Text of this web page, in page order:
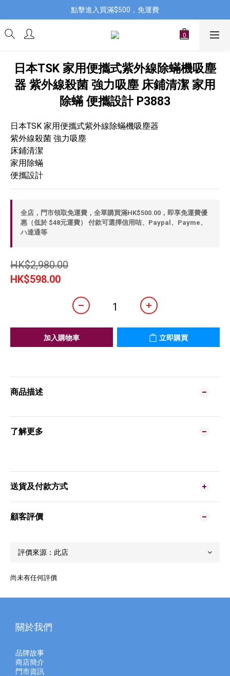
點擊進入買滿$500，免運費
日本TSK 家用便攜式紫外線除蟎機吸塵
器 紫外線殺菌 強力吸塵 床鋪清潔 家用
除蟎 便攜設計 P3883
日本TSK 家用便攜式紫外線除蟎機吸塵器
紫外線殺菌 強力吸塵
床鋪清潔
家用除蟎
便攜設計
全店，門市領取免運費，全單購買滿HK$500.00，即享免運費優
惠（低於 $48元運費） 付款可選擇信用咭、Paypal、Payme、
ハ達通等
HK$2,980.00
HK$598.00
加入購物車 立即購買
商品描述
了解更多
送貨及付款方式
顧客評價
尚未有任何評價
關於我們
品牌故事
商店簡介
門市資訊